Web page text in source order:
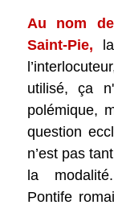
Au nom
Saint-Pie,
utilisé, ça
polémique,
question
n’est pas
la
Pontife